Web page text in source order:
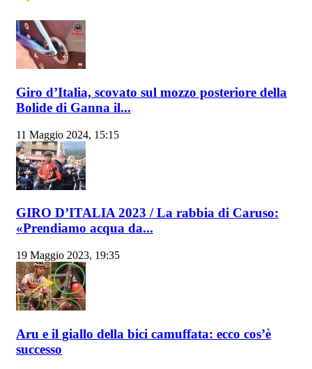
Giro d’Italia, scovato sul mozzo posteriore della
Bolide di Ganna il...
11 Maggio 2024, 15:15
GIRO D’ITALIA 2023 / La rabbia di Caruso:
«Prendiamo acqua da...
19 Maggio 2023, 19:35
Aru e il giallo della bici camuffata: ecco cos’è
successo